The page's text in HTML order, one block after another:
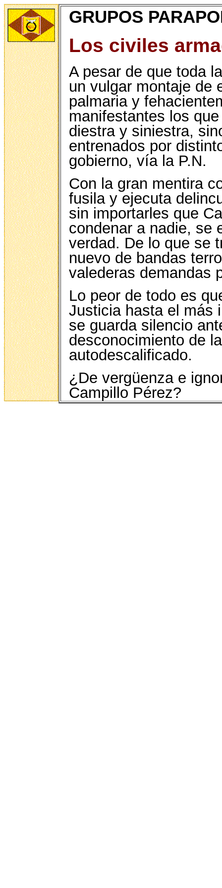
GRUPOS
Los civiles
A pesar de que toda
un vulgar montaje de
palmaria y
manifestantes los
diestra y siniestra,
entrenados por
gobierno, vía la P.N.
Con la gran mentira
fusila y ejecuta
sin importarles que
condenar a nadie, se
verdad. De lo que se
nuevo de bandas
valederas demandas
Lo peor de todo es
Justicia hasta el más
se guarda silencio
desconocimiento de
autodescalificado.
¿De vergüenza e
Campillo Pérez?